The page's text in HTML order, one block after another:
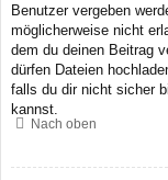
Benutzer vergeben
möglicherweise nicht
dem du deinen Beitrag
dürfen Dateien
falls du dir nicht sicher
kannst.
Nach oben